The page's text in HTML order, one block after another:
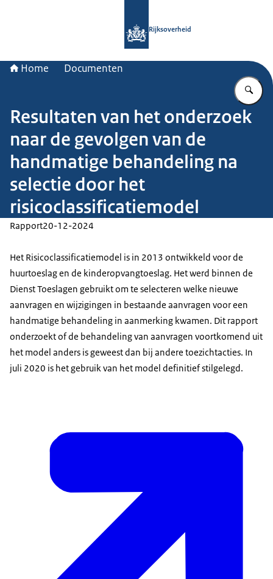
Rijksoverheid
Home Documenten
Resultaten van het onderzoek
naar de gevolgen van de
handmatige behandeling na
selectie door het
risicoclassificatiemodel
Rapport20-12-2024
Het Risicoclassificatiemodel is in 2013 ontwikkeld voor de
huurtoeslag en de kinderopvangtoeslag. Het werd binnen de
Dienst Toeslagen gebruikt om te selecteren welke nieuwe
aanvragen en wijzigingen in bestaande aanvragen voor een
handmatige behandeling in aanmerking kwamen. Dit rapport
onderzoekt of de behandeling van aanvragen voortkomend uit
het model anders is geweest dan bij andere toezichtacties. In
juli 2020 is het gebruik van het model definitief stilgelegd.